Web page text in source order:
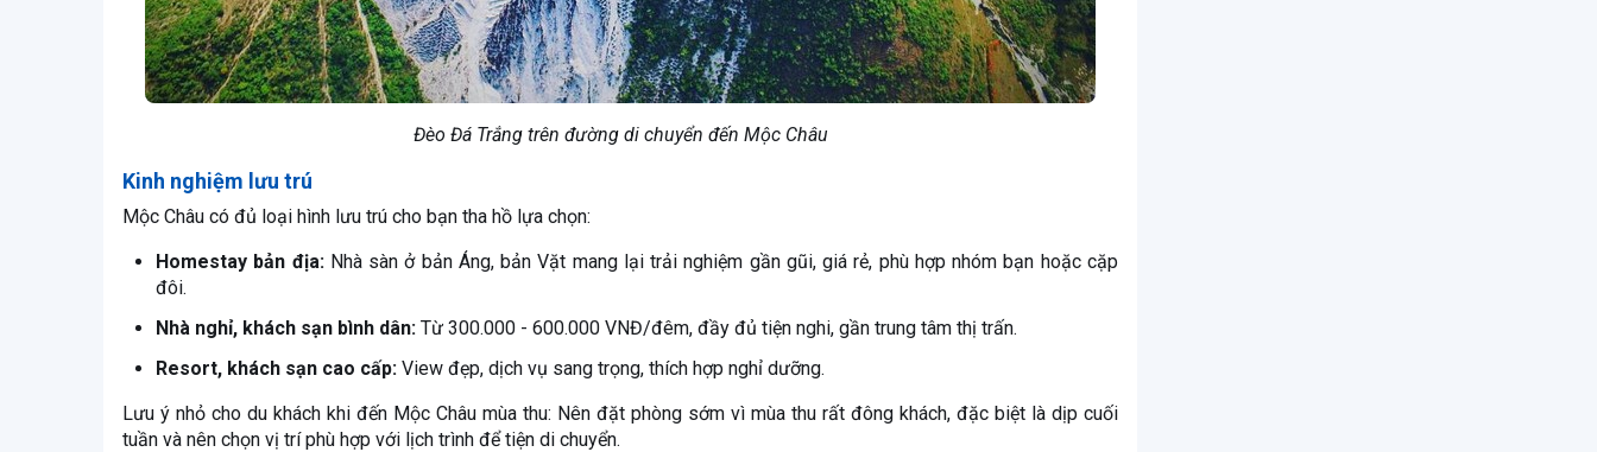
Đèo Đá Trắng trên đường di chuyển đến Mộc Châu
Kinh nghiệm lưu trú
Mộc Châu có đủ loại hình lưu trú cho bạn tha hồ lựa chọn:
Homestay bản địa:Nhà sàn ở bản Áng, bản Vặt mang lại trải nghiệm gần gũi, giá rẻ, phù hợp nhóm bạn hoặc cặp
đôi.
Nhà nghỉ, khách sạn bình dân: Từ 300.000 - 600.000 VNĐ/đêm, đầy đủ tiện nghi, gần trung tâm thị trấn.
Resort, khách sạn cao cấp: View đẹp, dịch vụ sang trọng, thích hợp nghỉ dưỡng.
Lưu ý nhỏ cho du khách khi đến Mộc Châu mùa thu: Nên đặt phòng sớm vì mùa thu rất đông khách, đặc biệt là dịp cuối
tuần và nên chọn vị trí phù hợp với lịch trình để tiện di chuyển.